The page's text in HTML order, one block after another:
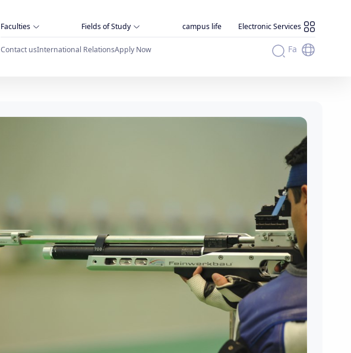
Faculties Fields of Study campus life Electronic Services
Contact usInternational RelationsApply Now Fa